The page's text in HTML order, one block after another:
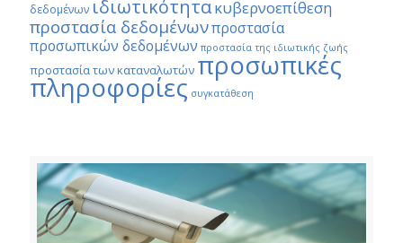
δεδομένων ιδιωτικότητακυβερνοεπίθεση
προστασία δεδομένωνπροστασία
προσωπικών δεδομένων προστασία της ιδιωτικής ζωής
προστασία των καταναλωτών προσωπικές
πληροφορίες συγκατάθεση